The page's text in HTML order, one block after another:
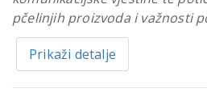
pčelinjih proizvoda i važnosti
Prikaži detalje